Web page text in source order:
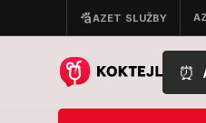
⏰
na základných školách: